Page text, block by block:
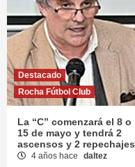
Destacado
Rocha Fútbol Club
La “C” comenzará el 8 o
15 de mayo y tendrá 2
ascensos y 2 repechajes
4 años hace daltez